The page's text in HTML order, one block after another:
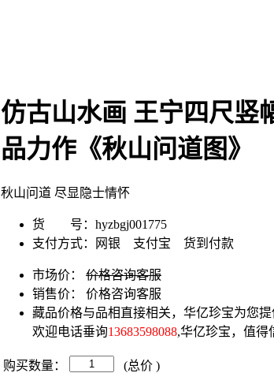
仿古山水画 王宁四尺竖
品力作《秋山问道图》
秋山问道 尽显隐士情怀
货 号： hyzbgj001775
支付方式：
网银 支付宝 货到付款
市场价：
价格咨询客服
销售价：
价格咨询客服
藏品价格与品相直接相关，华亿珍宝为您
欢迎电话垂询13683598088,华亿珍宝，值得
购买数量： (总价 )